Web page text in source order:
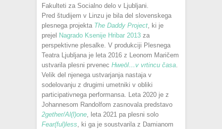
Fakulteti za Socialno delo v Ljubljani.
Pred študijem v Linzu je bila del slovenskega
plesnega projekta The Daddy Project , ki je
prejel Nagrado Ksenije Hribar 2013 za
perspektivne plesalke. V produkciji Plesnega
Teatra Ljubljana je leta 2016 z Leonom Maričem
ustvarila plesni prvenec Hweōl…v vrtincu časa
Velik del njenega ustvarjanja nastaja v
sodelovanju z drugimi umetniki v obliki
participativnega performansa. Leta 2020 je z
Johannesom Randolfom zasnovala predstavo
2gether/Al(l)one , leta 2021 pa plesni solo
Fear(ful)less , ki ga je soustvarila z Damianom